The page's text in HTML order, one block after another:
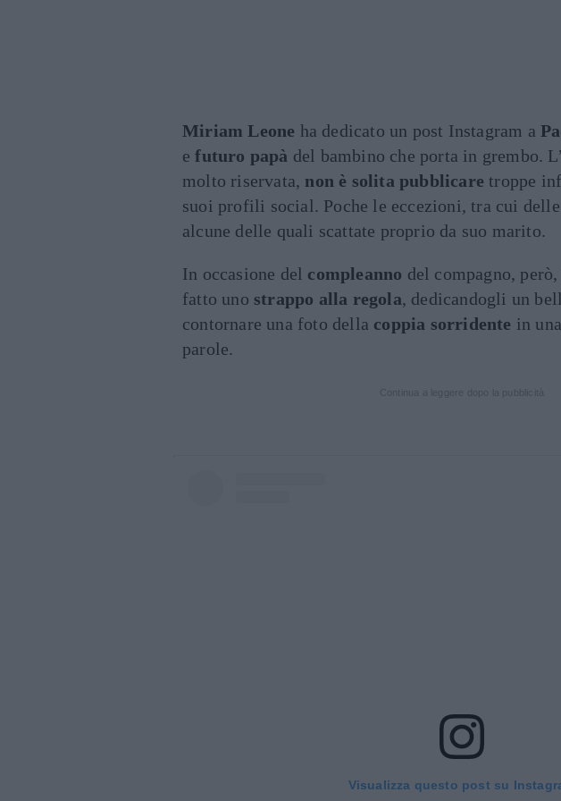
Miriam Leone ha dedicato un post Instagram a
efuturo papà del bambino che porta in grembo.
molto riservata, non è solita pubblicare troppe
suoi profili social. Poche le eccezioni, tra cui
alcune delle quali scattate proprio da suo marito.
In occasione del compleanno del compagno,
fatto uno strappo alla regola, dedicandogli un
contornare una foto della coppia sorridente in
parole.
Visualizza questo post su